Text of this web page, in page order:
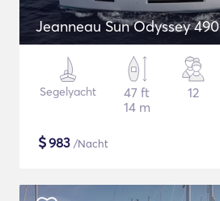
Jeanneau Sun Odyssey 490
Segelyacht
47 ft
14 m
12
$983 /Nacht